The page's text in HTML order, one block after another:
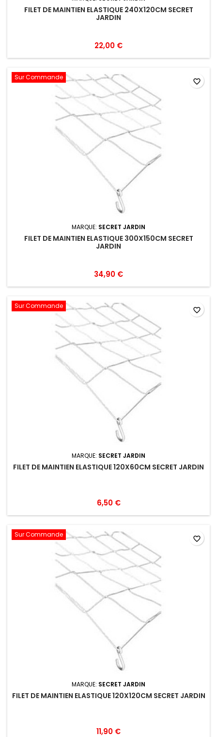
FILET DE MAINTIEN ELASTIQUE 240X120CM SECRET
JARDIN
22,00 €
Sur Commande
MARQUE: SECRET JARDIN
FILET DE MAINTIEN ELASTIQUE 300X150CM SECRET
JARDIN
34,90 €
favorite_border
Sur Commande
MARQUE: SECRET JARDIN
FILET DE MAINTIEN ELASTIQUE 120X60CM SECRET JARDIN
6,50 €
favorite_border
Sur Commande
MARQUE: SECRET JARDIN
FILET DE MAINTIEN ELASTIQUE 120X120CM SECRET JARDIN
11,90 €
favorite_border